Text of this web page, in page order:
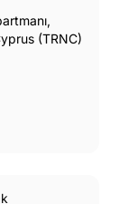
(TRNC)